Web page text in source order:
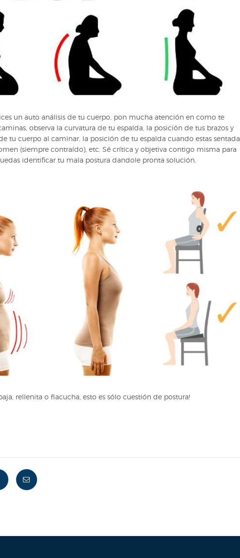
un auto análisis de tu cuerpo, pon mucha atención en como te
observa la curvatura de tu espalda, la posición de tus brazos y
tu cuerpo al caminar, la posición de tu espalda cuando estas sentada,
(siempre contraído), etc. Sé crítica y objetiva contigo misma para
identificar tu mala postura dandole pronta solución.
rellenita o flacucha, esto es sólo cuestión de postura!